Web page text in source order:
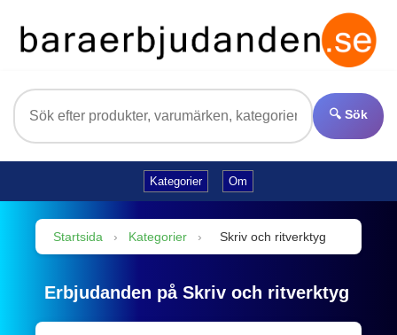
🔍 Sök
Kategorier Om
Startsida › Kategorier › Skriv och ritverktyg
Erbjudanden på Skriv och ritverktyg